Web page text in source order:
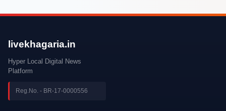
livekhagaria.in
Hyper Local Digital News
Platform
Reg.No. - BR-17-0000556